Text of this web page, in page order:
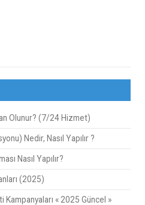
Olunur? (7/24 Hizmet)
Nedir, Nasıl Yapılır ?
Nasıl Yapılır?
(2025)
« 2025 Güncel »